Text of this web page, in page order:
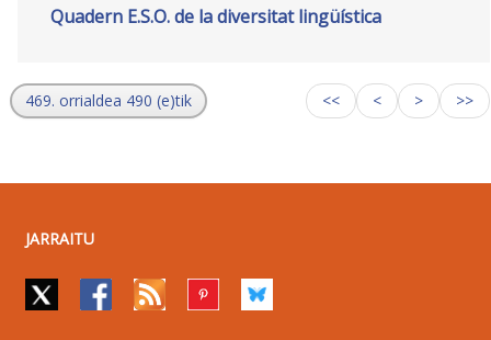
Quadern E.S.O. de la diversitat lingüística
469. orrialdea 490 (e)tik << < > >>
JARRAITU